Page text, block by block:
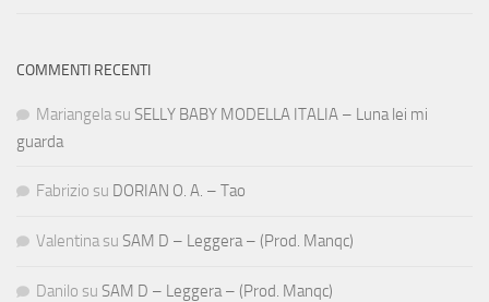
COMMENTI RECENTI
Mariangela su SELLY BABY MODELLA ITALIA – Luna lei mi
guarda
Fabrizio su DORIAN O. A. – Tao
Valentina su SAM D – Leggera – (Prod. Manqc)
Danilo su SAM D – Leggera – (Prod. Manqc)